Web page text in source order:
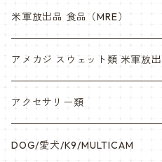
米軍放出品 食品（MRE）
アメカジ スウェット類 米軍放
アクセサリー類
DOG/愛犬/K9/MULTICAM